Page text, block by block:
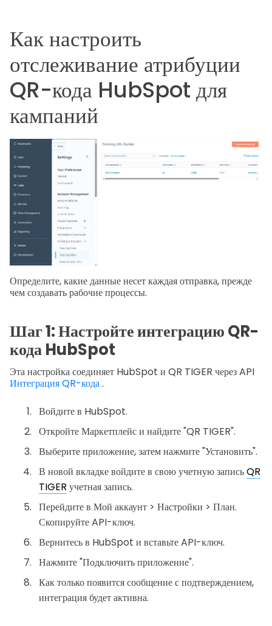
Как настроить
отслеживание атрибуции
QR-кода HubSpot для
кампаний
Определите, какие данные несет каждая отправка, прежде
чем создавать рабочие процессы.
Шаг 1: Настройте интеграцию QR-
кода HubSpot
Эта настройка соединяет HubSpot и QR TIGER через API
Интеграция QR-кода.
Войдите в HubSpot.
Откройте Маркетплейс и найдите "QR TIGER".
Выберите приложение, затем нажмите "Установить".
В новой вкладке войдите в свою учетную записьQR
TIGER учетная запись.
Перейдите в Мой аккаунт > Настройки > План.
Скопируйте API-ключ.
Вернитесь в HubSpot и вставьте API-ключ.
Нажмите "Подключить приложение".
Как только появится сообщение с подтверждением,
интеграция будет активна.